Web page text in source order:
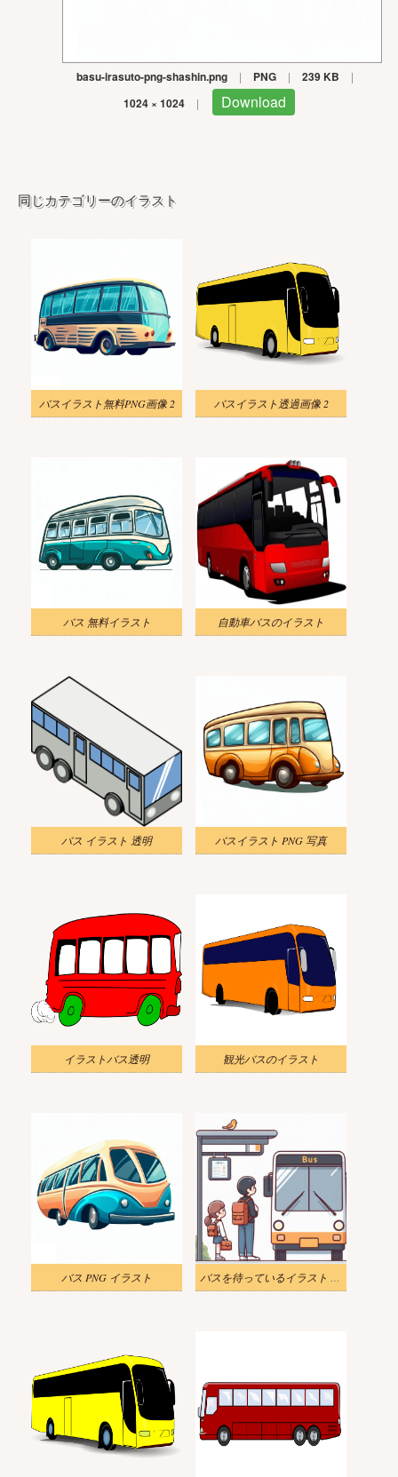
basu-irasuto-png-shashin.png | PNG | 239 KB |
1024 × 1024 | Download
同じカテゴリーのイラスト
バスイラスト無料PNG画像 2 バスイラスト透過画像 2
バス 無料イラスト 自動車バスのイラスト
バス イラスト 透明 バスイラスト PNG 写真
イラストバス透明 観光バスのイラスト
バス PNG イラスト バスを待っているイラスト 無料